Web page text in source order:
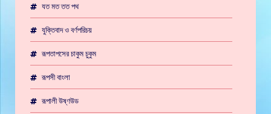
যত মত তত পথ
যুক্তিবাদ ও বর্ণপরিচয়
রূপতাপসের চাকুম চুকুম
রূপসী বাংলা
রূপালী উষ্ণউড